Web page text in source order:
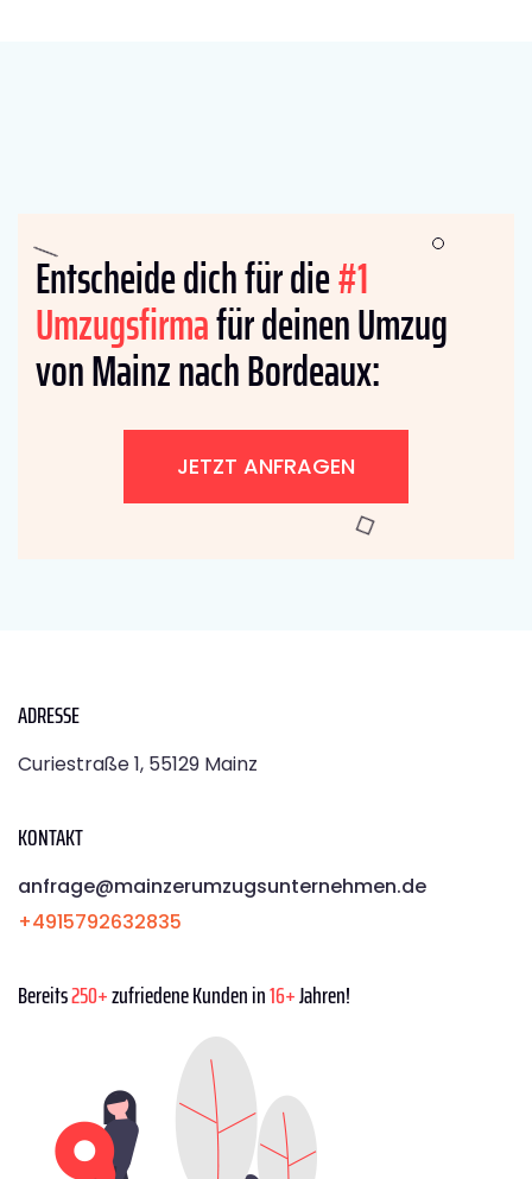
Entscheide dich für die#1
Umzugsfirmafür deinen Umzug
von Mainz nach Bordeaux:
JETZT ANFRAGEN
ADRESSE
Curiestraße 1, 55129 Mainz
KONTAKT
anfrage@mainzerumzugsunternehmen.de
+4915792632835
Bereits250+zufriedene Kunden in16+Jahren!